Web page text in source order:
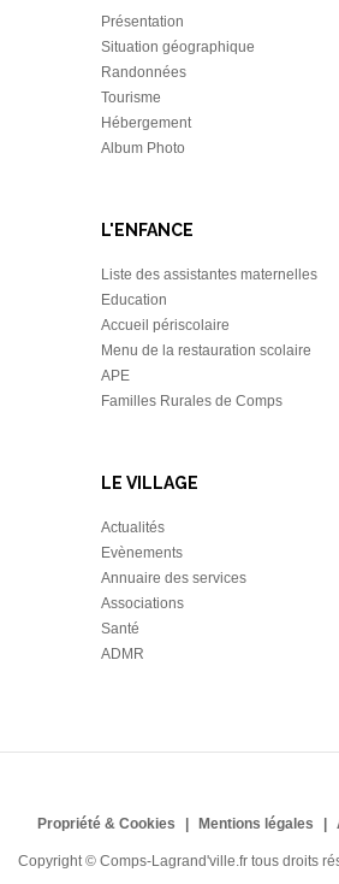
Présentation
Situation géographique
Randonnées
Tourisme
Hébergement
Album Photo
L'ENFANCE
Liste des assistantes maternelles
Education
Accueil périscolaire
Menu de la restauration scolaire
APE
Familles Rurales de Comps
LE VILLAGE
Actualités
Evènements
Annuaire des services
Associations
Santé
ADMR
Propriété & Cookies Mentions légales
Copyright © Comps-Lagrand'ville.fr tous droits